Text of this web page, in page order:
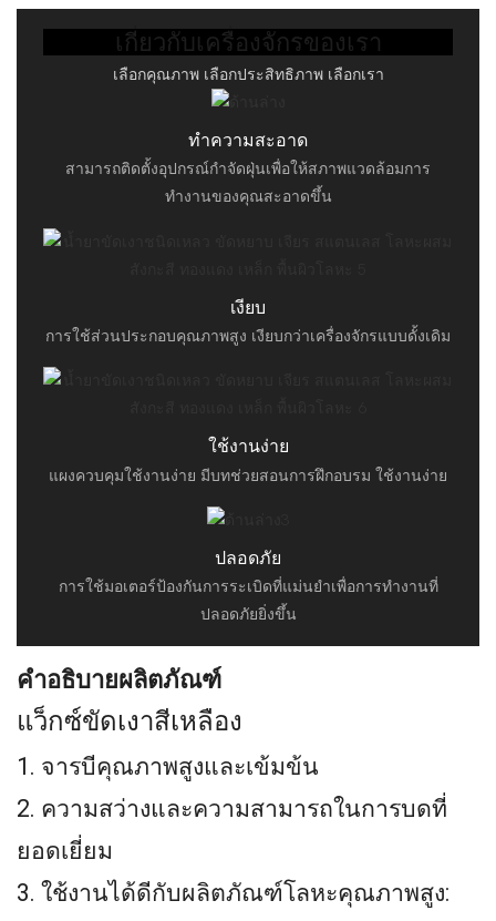
เกี่ยวกับเครื่องจักรของเรา
เลือกคุณภาพ เลือกประสิทธิภาพ เลือกเรา
ทำความสะอาด
สามารถติดตั้งอุปกรณ์กำจัดฝุ่นเพื่อให้สภาพแวดล้อมการ
ทำงานของคุณสะอาดขึ้น
เงียบ
การใช้ส่วนประกอบคุณภาพสูง เงียบกว่าเครื่องจักรแบบดั้งเดิม
ใช้งานง่าย
แผงควบคุมใช้งานง่าย มีบทช่วยสอนการฝึกอบรม ใช้งานง่าย
ปลอดภัย
การใช้มอเตอร์ป้องกันการระเบิดที่แม่นยำเพื่อการทำงานที่
ปลอดภัยยิ่งขึ้น
คำอธิบายผลิตภัณฑ์
แว็กซ์ขัดเงาสีเหลือง
1. จารบีคุณภาพสูงและเข้มข้น
2. ความสว่างและความสามารถในการบดที่
ยอดเยี่ยม
3. ใช้งานได้ดีกับผลิตภัณฑ์โลหะคุณภาพสูง: